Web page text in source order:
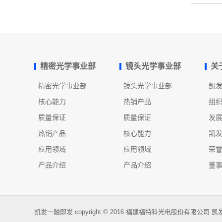
精密光学事业部
精密光学事业部
核心能力
质量保证
热销产品
应用领域
产品介绍
镜头光学事业部
镜头光学事业部
热销产品
质量保证
核心能力
应用领域
产品介绍
关
凯
组
发
凯
荣
董
凯发一触即发 copyright © 2016 福建福特科光电股份有限公司